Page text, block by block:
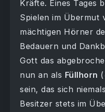
Kräfte. Eines Tages
Spielen im Übermut
mächtigen Hörner
Bedauern und
Gott das
nun an als Füllhorn (
sein, das sich
Besitzer stets im